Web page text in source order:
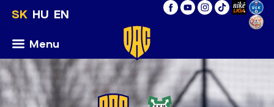
SK HU EN
Menu